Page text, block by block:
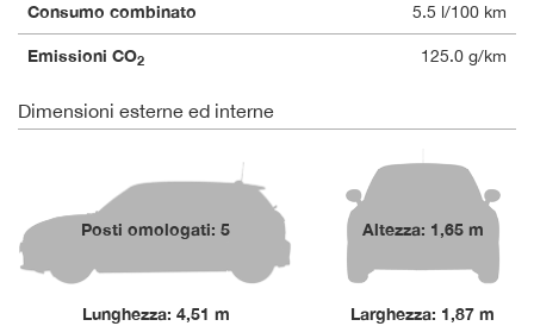
Consumo combinato 5.5 l/100 km
Emissioni CO2 125.0 g/km
Dimensioni esterne ed interne
Posti omologati: 5
Lunghezza: 4,51 m
Altezza: 1,65 m
Larghezza: 1,87 m